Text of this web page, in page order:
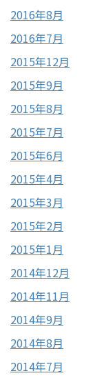
2016年8月
2016年7月
2015年12月
2015年9月
2015年8月
2015年7月
2015年6月
2015年4月
2015年3月
2015年2月
2015年1月
2014年12月
2014年11月
2014年9月
2014年8月
2014年7月